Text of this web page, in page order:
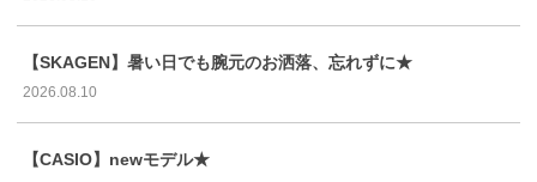
【SKAGEN】暑い日でも腕元のお洒落、忘れずに★
2026.08.10
【CASIO】newモデル★